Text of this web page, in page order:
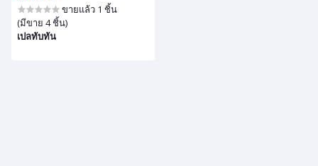
ขายแล้ว 1 ชิ้น
(มีขาย 4 ชิ้น)
เปลทับทัน